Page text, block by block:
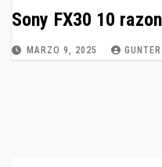
Sony FX30 10
MARZO 9, 2025